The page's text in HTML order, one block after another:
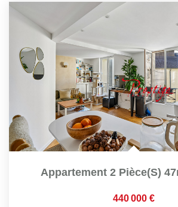
Nos Actualités
Nous Rejoindre
CONTACT
EN
Appartement 2 Pièce(s)
440 000 €